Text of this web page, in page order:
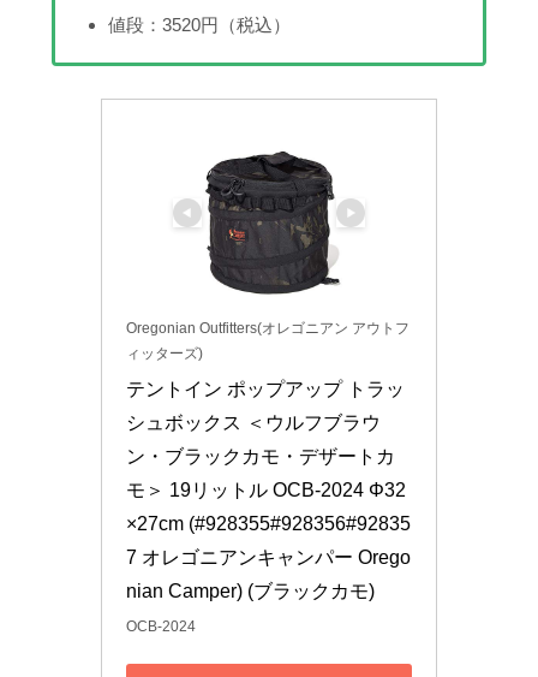
値段：3520円（税込）
Oregonian Outfitters(オレゴニアン アウトフ
ィッターズ)
テントイン ポップアップ トラッ
シュボックス ＜ウルフブラウ
ン・ブラックカモ・デザートカ
モ＞ 19リットル OCB-2024 Φ32
×27cm (#928355#928356#92835
7 オレゴニアンキャンパー Orego
nian Camper) (ブラックカモ)
OCB-2024